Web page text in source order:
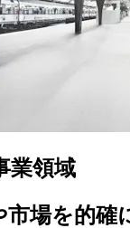
業領域
市場を的確